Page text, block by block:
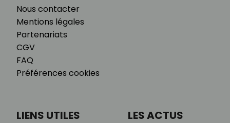
Nous contacter
Mentions légales
Partenariats
CGV
FAQ
Préférences cookies
LIENS UTILES LES ACTUS